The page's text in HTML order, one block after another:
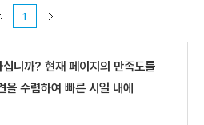
1
니까? 현재 페이지의 만족도를
을 수렴하여 빠른 시일 내에